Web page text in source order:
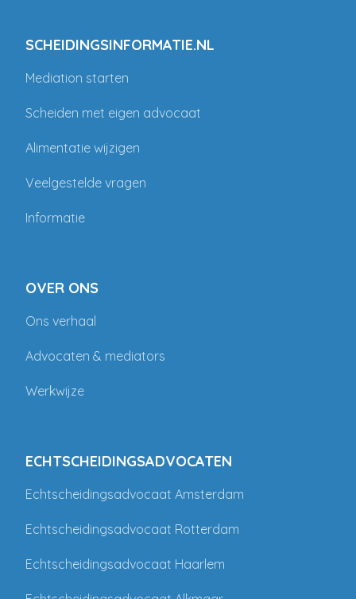
SCHEIDINGSINFORMATIE.NL
Mediation starten
Scheiden met eigen advocaat
Alimentatie wijzigen
Veelgestelde vragen
Informatie
OVER ONS
Ons verhaal
Advocaten & mediators
Werkwijze
ECHTSCHEIDINGSADVOCATEN
Echtscheidingsadvocaat Amsterdam
Echtscheidingsadvocaat Rotterdam
Echtscheidingsadvocaat Haarlem